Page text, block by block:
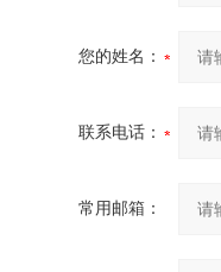
您的姓名：
联系电话：
常用邮箱：